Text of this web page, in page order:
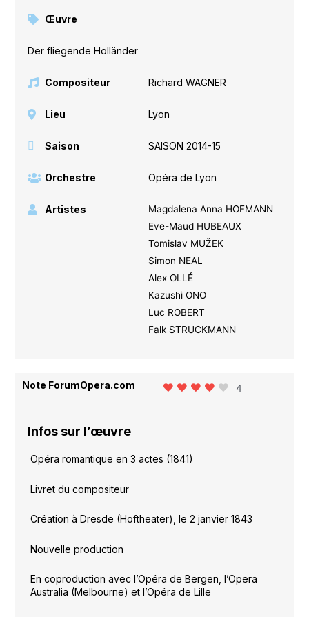
Œuvre
Der fliegende Holländer
Compositeur Richard WAGNER
Lieu Lyon
Saison SAISON 2014-15
Orchestre Opéra de Lyon
Artistes
Magdalena Anna HOFMANN
Eve-Maud HUBEAUX
Tomislav MUŽEK
Simon NEAL
Alex OLLÉ
Kazushi ONO
Luc ROBERT
Falk STRUCKMANN
Note ForumOpera.com 4
Infos sur l’œuvre
Opéra romantique en 3 actes (1841)
Livret du compositeur
Création à Dresde (Hoftheater), le 2 janvier 1843
Nouvelle production
En coproduction avec l’Opéra de Bergen, l’Opera
Australia (Melbourne) et l’Opéra de Lille